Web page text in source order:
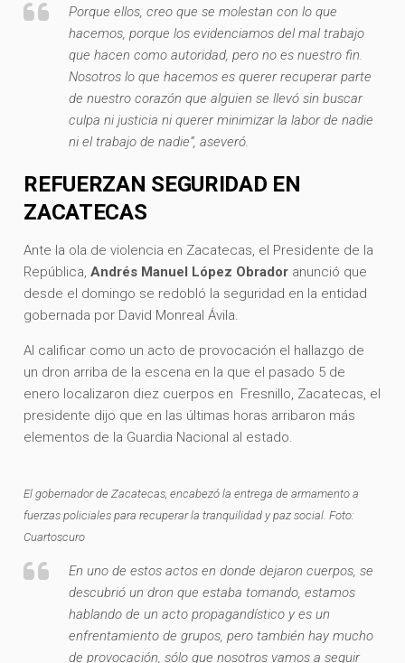
Porque ellos, creo que se molestan con lo que
hacemos, porque los evidenciamos del mal trabajo
que hacen como autoridad, pero no es nuestro fin.
Nosotros lo que hacemos es querer recuperar parte
de nuestro corazón que alguien se llevó sin buscar
culpa ni justicia ni querer minimizar la labor de nadie
ni el trabajo de nadie”, aseveró.
REFUERZAN SEGURIDAD EN
ZACATECAS
Ante la ola de violencia en Zacatecas, el Presidente de la
República, Andrés Manuel López Obrador anunció que
desde el domingo se redobló la seguridad en la entidad
gobernada por David Monreal Ávila.
Al calificar como un acto de provocación el hallazgo de
un dron arriba de la escena en la que el pasado 5 de
enero localizaron diez cuerpos en Fresnillo, Zacatecas, el
presidente dijo que en las últimas horas arribaron más
elementos de la Guardia Nacional al estado.
El gobernador de Zacatecas, encabezó la entrega de armamento a
fuerzas policiales para recuperar la tranquilidad y paz social. Foto:
Cuartoscuro
En uno de estos actos en donde dejaron cuerpos, se
descubrió un dron que estaba tomando, estamos
hablando de un acto propagandístico y es un
enfrentamiento de grupos, pero también hay mucho
de provocación, sólo que nosotros vamos a seguir